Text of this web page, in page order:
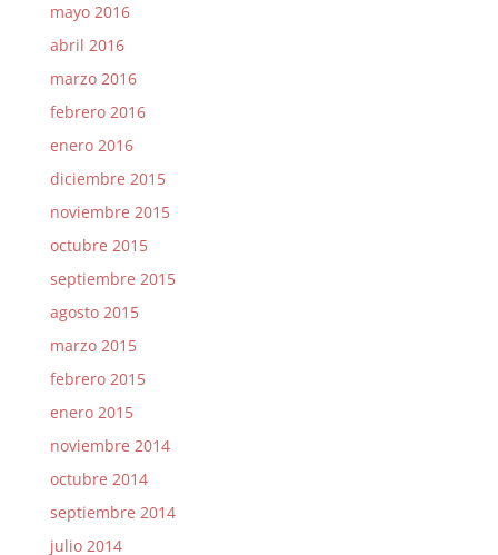
mayo 2016
abril 2016
marzo 2016
febrero 2016
enero 2016
diciembre 2015
noviembre 2015
octubre 2015
septiembre 2015
agosto 2015
marzo 2015
febrero 2015
enero 2015
noviembre 2014
octubre 2014
septiembre 2014
julio 2014